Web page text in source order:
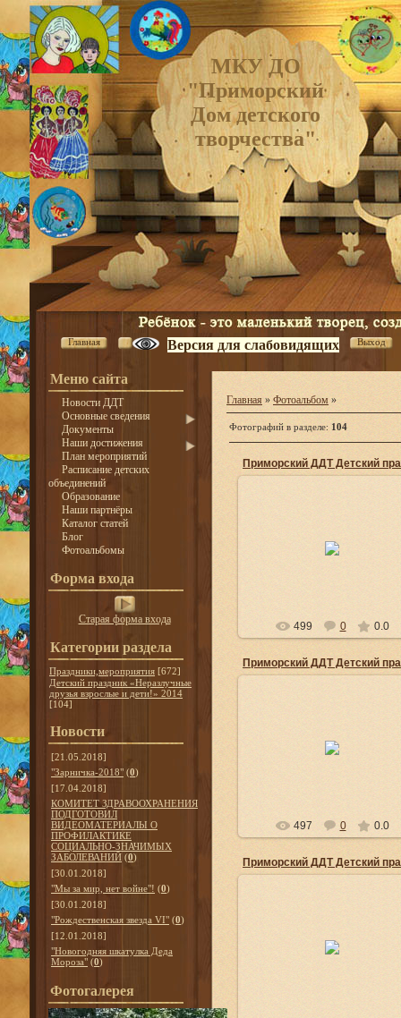
МКУ ДО
"Приморский
Дом детского
творчества"
Главная Версия для слабовидящих Выход
Меню сайта
Новости ДДТ
Основные сведения
Документы
Наши достижения
План мероприятий
Расписание детских
объединений
Образование
Наши партнёры
Каталог статей
Блог
Фотоальбомы
Форма входа
Старая форма входа
Категории раздела
Праздники,мероприятия [672]
Детский праздник «Неразлучные
друзья взрослые и дети!» 2014
[104]
Новости
[21.05.2018]
"Зарничка-2018" (0)
[17.04.2018]
КОМИТЕТ ЗДРАВООХРАНЕНИЯ
ПОДГОТОВИЛ
ВИДЕОМАТЕРИАЛЫ О
ПРОФИЛАКТИКЕ
СОЦИАЛЬНО-ЗНАЧИМЫХ
ЗАБОЛЕВАНИЙ (0)
[30.01.2018]
"Мы за мир, нет войне"! (0)
[30.01.2018]
"Рождественская звезда VI" (0)
[12.01.2018]
"Новогодняя шкатулка Деда
Мороза" (0)
Фотогалерея
Главная » Фотоальбом »
Фотографий в разделе: 104
Детский праздник
друзья взрослые и дети!»
499 0 0.0
Детский праздник
друзья взрослые и дети!»
497 0 0.0
Детский праздник
друзья взрослые и дети!»